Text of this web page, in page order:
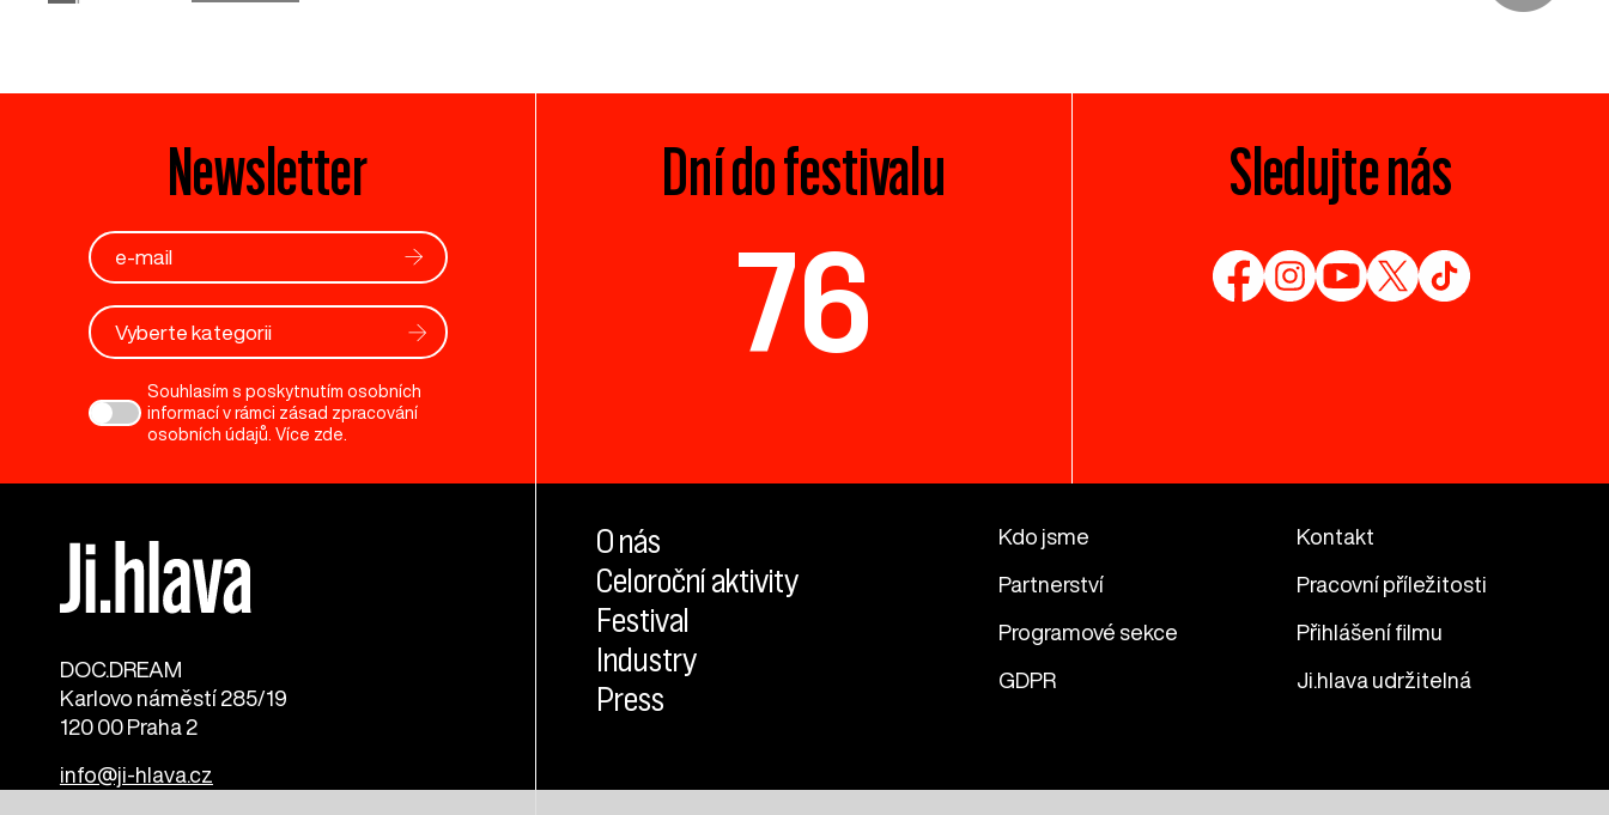
Newsletter
Vyberte kategorii
Souhlasím s poskytnutím osobních
informací v rámci zásad zpracování
osobních údajů. Více zde
Dní do festivalu
76
Sledujte nás
DOC.DREAM​
Karlovo náměstí 285/19
120 00 Praha 2
info@ji-hlava.cz
O nás
Celoroční aktivity
Festival
Industry
Press
Kdo jsme Kontakt
Partnerství Pracovní příležitosti
Programové sekce Přihlášení filmu
GDPR Ji.hlava udržitelná